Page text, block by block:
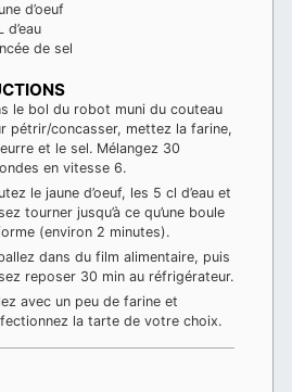
d’oeuf
d’eau
de sel
le bol du robot muni du couteau
pétrir/concasser, mettez la farine,
et le sel. Mélangez 30
en vitesse 6.
le jaune d’oeuf, les 5 cl d’eau et
tourner jusqu’à ce qu’une boule
(environ 2 minutes).
dans du film alimentaire, puis
reposer 30 min au réfrigérateur.
avec un peu de farine et
la tarte de votre choix.